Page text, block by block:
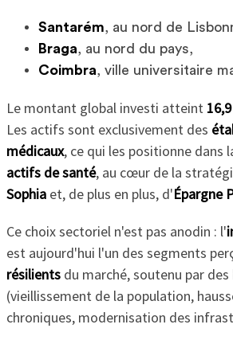
Santarém , au nord de
Braga , au nord du pays,
Coimbra , ville universitaire
Le montant global investi atteint
Les actifs sont exclusivement des
médicaux, ce qui les positionne dans
actifs de santé, au cœur de la
Sophiaet, de plus en plus, d'Épargne
Ce choix sectoriel n'est pas anodin : l'
est aujourd'hui l'un des segments
résilientsdu marché, soutenu par
(vieillissement de la population,
chroniques, modernisation des